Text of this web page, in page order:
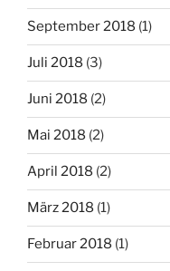
September 2018 (1)
Juli 2018 (3)
Juni 2018 (2)
Mai 2018 (2)
April 2018 (2)
März 2018 (1)
Februar 2018 (1)